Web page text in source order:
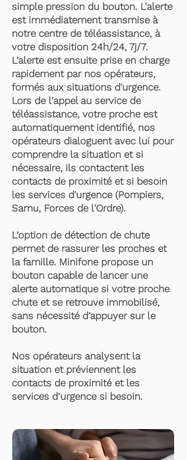
simple pression du bouton. L'alerte
est immédiatement transmise à
notre centre de téléassistance, à
votre disposition 24h/24, 7j/7.
L’alerte est ensuite prise en charge
rapidement par nos opérateurs,
formés aux situations d'urgence.
Lors de l'appel au service de
téléassistance, votre proche est
automatiquement identifié, nos
opérateurs dialoguent avec lui pour
comprendre la situation et si
nécessaire, ils contactent les
contacts de proximité et si besoin
les services d'urgence (Pompiers,
Samu, Forces de l'Ordre).
L’option de détection de chute
permet de rassurer les proches et
la famille. Minifone propose un
bouton capable de lancer une
alerte automatique si votre proche
chute et se retrouve immobilisé,
sans nécessité d’appuyer sur le
bouton.
Nos opérateurs analysent la
situation et préviennent les
contacts de proximité et les
services d’urgence si besoin.